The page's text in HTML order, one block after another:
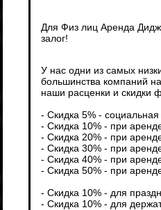
Для Физ лиц Аренда
залог!
У нас одни из самых
большинства компаний
наши расценки и скидки
- Скидка 5% -
- Скидка 10% - при
- Скидка 20% - при
- Скидка 30% - при
- Скидка 40% - при
- Скидка 50% - при
- Скидка 10% - для
- Скидка 10% - для